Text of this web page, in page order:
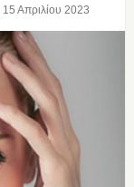
15 Απριλίου 2023